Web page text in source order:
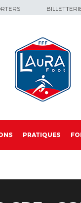
PRATIQUES